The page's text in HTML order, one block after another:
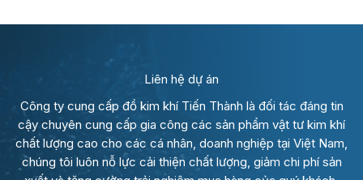
Liên hệ dự án
Công ty cung cấp đồ kim khí Tiến Thành là đối tác đáng tin
cậy chuyên cung cấp gia công các sản phẩm vật tư kim khí
chất lượng cao cho các cá nhân, doanh nghiệp tại Việt Nam,
chúng tôi luôn nỗ lực cải thiện chất lượng, giảm chi phí sản